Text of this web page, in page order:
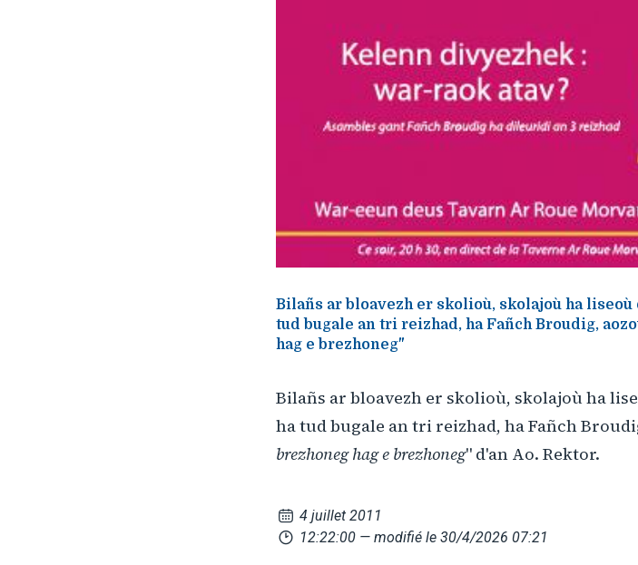
Bilañs ar bloavezh er skolioù, skolajoù ha
tud bugale an tri reizhad, ha Fañch Broudig,
hag e brezhoneg"
Bilañs ar bloavezh er skolioù, skolajoù ha
ha tud bugale an tri reizhad, ha Fañch
brezhoneg hag e brezhoneg" d'an Ao. Rektor.
4 juillet 2011
12:22:00 — modifié le 30/4/2026 07:21